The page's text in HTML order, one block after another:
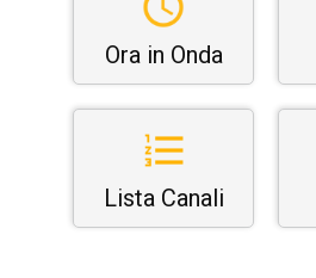
Ora in Onda
Lista Canali